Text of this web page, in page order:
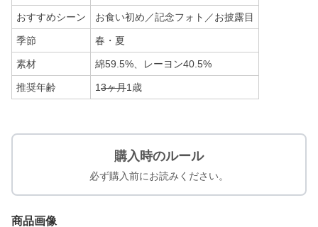
おすすめシーン お食い初め／記念フォト／お披露目
季節 春・夏
素材 綿59.5%、レーヨン40.5%
推奨年齢 13ヶ月1歳
購入時のルール
必ず購入前にお読みください。
商品画像